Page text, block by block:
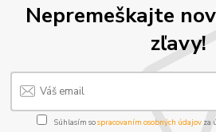
Nepremeškajte
zľavy!
Súhlasím sospracovaním osobných údajov za